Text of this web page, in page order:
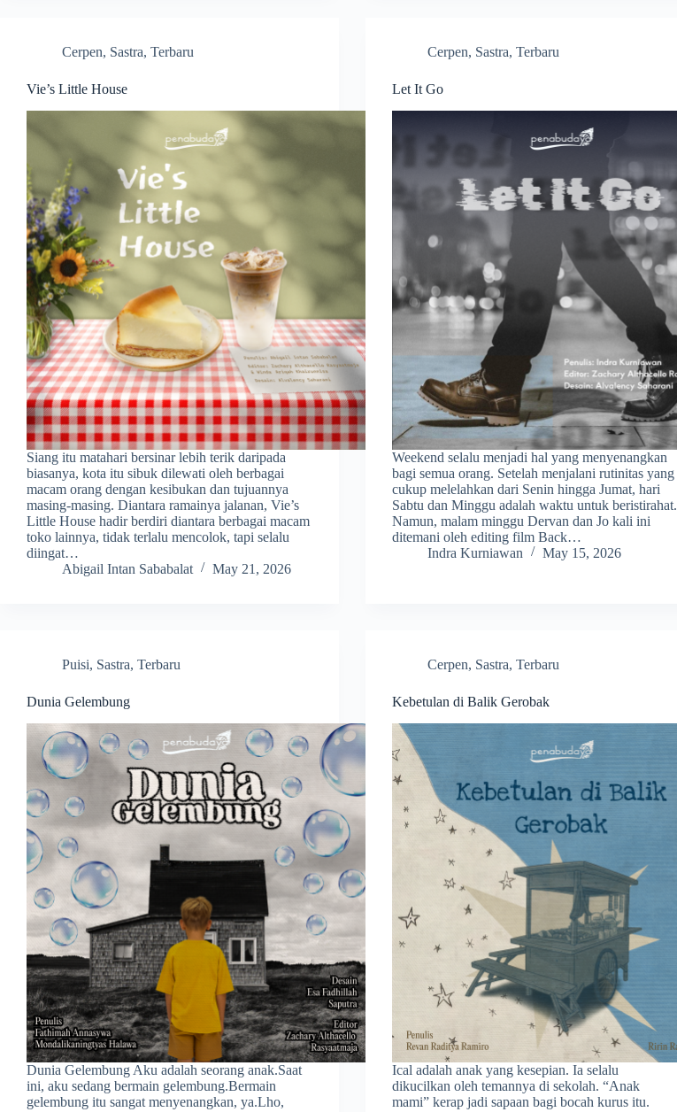
Cerpen, Sastra, Terbaru
Vie’s Little House
Siang itu matahari bersinar lebih terik daripada
biasanya, kota itu sibuk dilewati oleh berbagai
macam orang dengan kesibukan dan tujuannya
masing-masing. Diantara ramainya jalanan, Vie’s
Little House hadir berdiri diantara berbagai macam
toko lainnya, tidak terlalu mencolok, tapi selalu
diingat…
Abigail Intan Sababalat
May 21, 2026
Cerpen, Sastra,Terbaru
Let It Go
Weekend selalu menjadi hal yang menyenangkan
bagi semua orang. Setelah menjalani rutinitas yang
cukup melelahkan dari Senin hingga Jumat, hari
Sabtu dan Minggu adalah waktu untuk beristirahat.
Namun, malam minggu Dervan dan Jo kali ini
ditemani oleh editing film Back…
Indra Kurniawan
May 15, 2026
Puisi, Sastra, Terbaru
Dunia Gelembung
Dunia Gelembung Aku adalah seorang anak.Saat
ini, aku sedang bermain gelembung.Bermain
gelembung itu sangat menyenangkan, ya.Lho,
Cerpen, Sastra,Terbaru
Kebetulan di Balik Gerobak
Ical adalah anak yang kesepian. Ia selalu
dikucilkan oleh temannya di sekolah. “Anak
mami” kerap jadi sapaan bagi bocah kurus itu.